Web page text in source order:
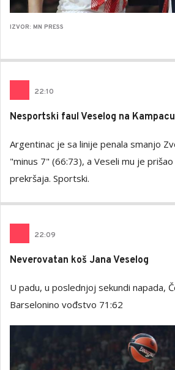
IZVOR: MN PRESS
22:10
Nesportski faul Veselog na Kampacu
Argentinac je sa linije penala smanjo
"minus 7" (66:73), a Veseli mu je
prekršaja. Sportski.
22:09
Neverovatan koš Jana Veselog
U padu, u poslednjoj sekundi napada,
Barselonino vođstvo 71:62